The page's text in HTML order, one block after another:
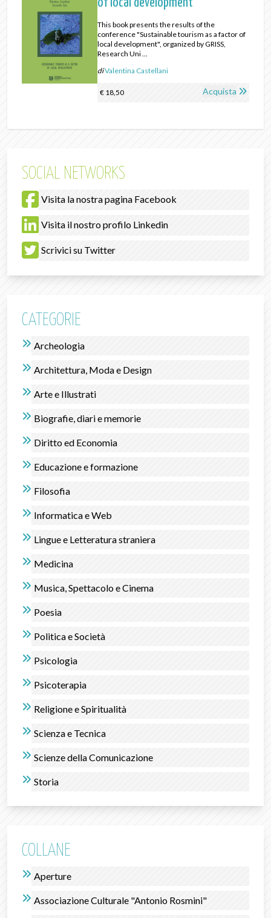
This book presents the results of the
conference "Sustainable tourism as a factor of
local development", organized by GRISS,
Research Uni ...
diValentina Castellani
€ 18,50 Acquista
SOCIAL NETWORKS
Visita la nostra pagina Facebook
Visita il nostro profilo Linkedin
Scrivici su Twitter
CATEGORIE
Archeologia
Architettura, Moda e Design
Arte e Illustrati
Biografie, diari e memorie
Diritto ed Economia
Educazione e formazione
Filosofia
Informatica e Web
Lingue e Letteratura straniera
Medicina
Musica, Spettacolo e Cinema
Poesia
Politica e Società
Psicologia
Psicoterapia
Religione e Spiritualità
Scienza e Tecnica
Scienze della Comunicazione
Storia
COLLANE
Aperture
Associazione Culturale "Antonio Rosmini"